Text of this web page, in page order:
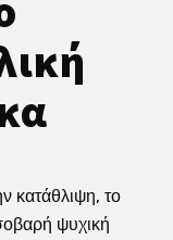
κατάθλιψη, το
ψυχική